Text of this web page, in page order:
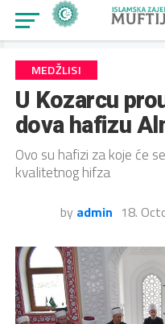
MEDŽLISI
U Kozarcu
dova hafizu
Ovo su hafizi za koje će
kvalitetnog hifza
by admin 18.